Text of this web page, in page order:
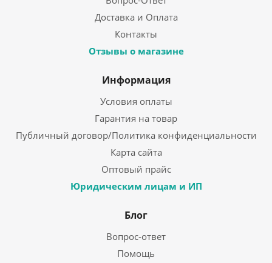
Доставка и Оплата
Контакты
Отзывы о магазине
Информация
Условия оплаты
Гарантия на товар
Публичный договор/Политика конфиденциальности
Карта сайта
Оптовый прайс
Юридическим лицам и ИП
Блог
Вопрос-ответ
Помощь